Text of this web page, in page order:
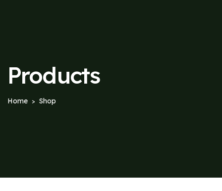
Products
Home > Shop